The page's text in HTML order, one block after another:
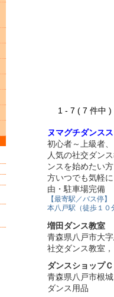
1 - 7 ( 7 件
ヌマグチダンス
初心者～上級者
人気の社交ダン
ンスを始めたい
方いつでも気軽
由・駐車場完備
【最寄駅／バス停】
本八戸駅（徒歩１０
増田ダンス教室
青森県八戸市大
社交ダンス教室
ダンスショップ
青森県八戸市根
ダンス用品